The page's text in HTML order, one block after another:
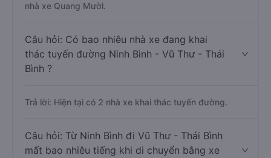
nhà xe Quang Mười.
Câu hỏi: Có bao nhiêu nhà xe đang khai
thác tuyến đường Ninh Bình - Vũ Thư - Thái
Bình ?
Trả lời: Hiện tại có 2 nhà xe khai thác tuyến đường.
Câu hỏi: Từ Ninh Bình đi Vũ Thư - Thái Bình
mất bao nhiêu tiếng khi di chuyển bằng xe